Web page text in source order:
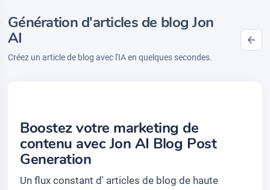
Génération d'articles de blog Jon
AI
Créez un article de blog avec l'IA en quelques secondes.
Boostez votre marketing de
contenu avec Jon AI Blog Post
Generation
Un flux constant d' articles de blog de haute